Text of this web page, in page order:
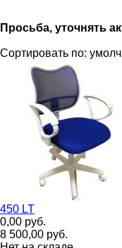
Просьба, уточнять
Сортировать по:
450 LT
0,00 руб.
8 500,00 руб.